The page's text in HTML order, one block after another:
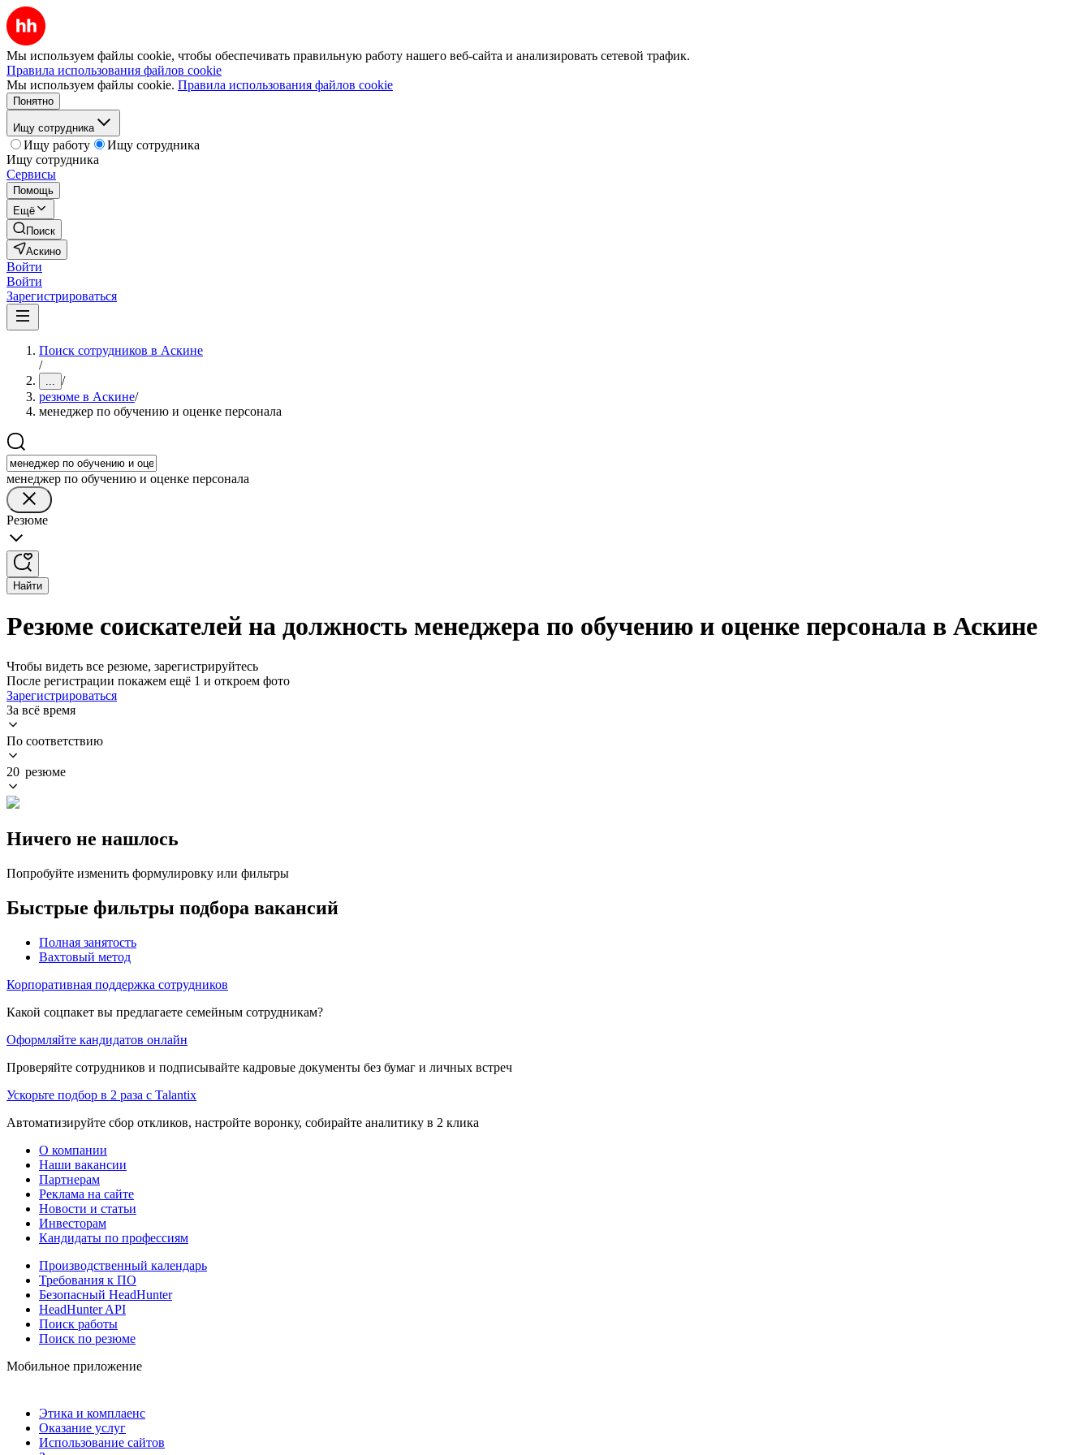
Мы используем файлы cookie, чтобы обеспечивать правильную работу нашего веб-сайта и анализировать сетевой трафик.
Правила использования файлов cookie
Мы используем файлы cookie. Правила использования файлов cookie
Понятно
Ищу сотрудника
Ищу работу
Ищу сотрудника
Ищу сотрудника
Сервисы
Помощь
Ещё
Поиск
Аскино
Войти
Войти
Зарегистрироваться
Поиск сотрудников в Аскине
/
... /
резюме в Аскине/
менеджер по обучению и оценке персонала
менеджер по обучению и оценке персонала
Резюме
Найти
Резюме соискателей на должность менеджера по обучению и оценке персонала в Аскине
Чтобы видеть все резюме, зарегистрируйтесь
После регистрации покажем ещё 1 и откроем фото
Зарегистрироваться
За всё время
По соответствию
20 резюме
Ничего не нашлось
Попробуйте изменить формулировку или фильтры
Быстрые фильтры подбора вакансий
Полная занятость
Вахтовый метод
Корпоративная поддержка сотрудников
Какой соцпакет вы предлагаете семейным сотрудникам?
Оформляйте кандидатов онлайн
Проверяйте сотрудников и подписывайте кадровые документы без бумаг и личных встреч
Ускорьте подбор в 2 раза с Talantix
Автоматизируйте сбор откликов, настройте воронку, собирайте аналитику в 2 клика
О компании
Наши вакансии
Партнерам
Реклама на сайте
Новости и статьи
Инвесторам
Кандидаты по профессиям
Производственный календарь
Требования к ПО
Безопасный HeadHunter
HeadHunter API
Поиск работы
Поиск по резюме
Мобильное приложение
Этика и комплаенс
Оказание услуг
Использование сайтов